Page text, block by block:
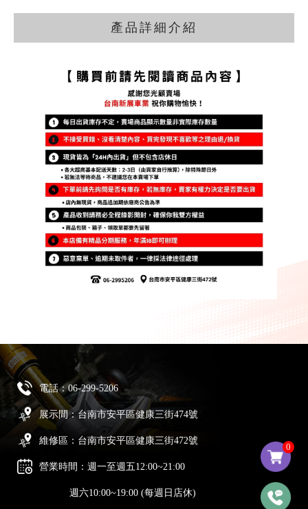
0
產品詳細介紹
電話：06-299-5206
展示間：台南市安平區健康三街474號
維修區：台南市安平區健康三街472號
營業時間：週一至週五12:00~21:00
週六10:00~19:00 (每週日店休)